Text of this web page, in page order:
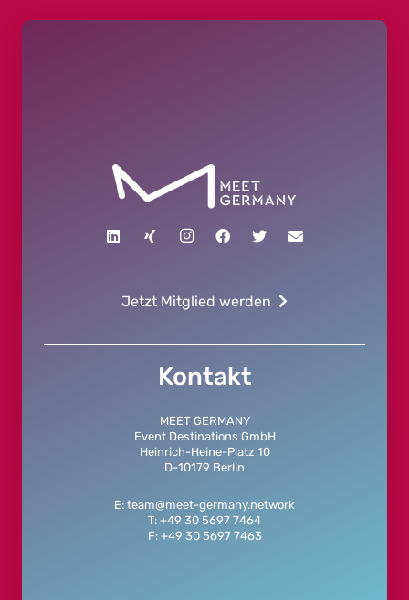
Jetzt Mitglied werden
Kontakt
MEET GERMANY
Event Destinations GmbH
Heinrich-Heine-Platz 10
D-10179 Berlin
E: team@meet-germany.network
T: +49 30 5697 7464
F: +49 30 5697 7463